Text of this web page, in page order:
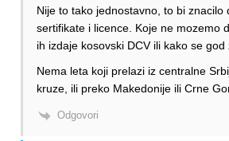
Nije to tako jednostavno, to bi znacilo
sertifikate i licence. Koje ne mozemo
ih izdaje kosovski DCV ili kako se god
Nema leta koji prelazi iz centralne
kruze, ili preko Makedonije ili Crne
Odgovori